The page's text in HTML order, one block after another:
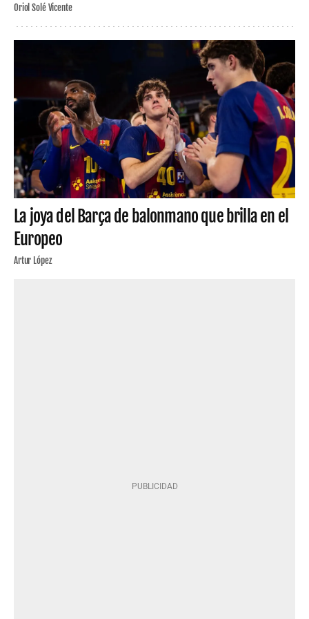
Oriol Solé Vicente
La joya del Barça de balonmano que brilla en el
Europeo
Artur López